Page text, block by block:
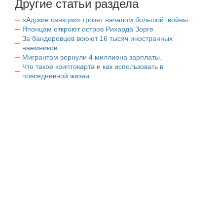
Другие статьи раздела
«Адские санкции» грозят началом большой войны
Японцам откроют остров Рихарда Зорге
За бандеровцев воюют 16 тысяч иностранных
наемников.
Мигрантам вернули 4 миллиона зарплаты.
Что такое криптокарта и как использовать в
повседневной жизни